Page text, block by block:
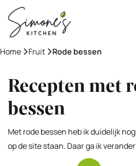
naar
inhoud
Home »Fruit »Rode bessen
Recepten met
bessen
Met rode bessen heb ik duidelijk
op de site staan. Daar ga ik